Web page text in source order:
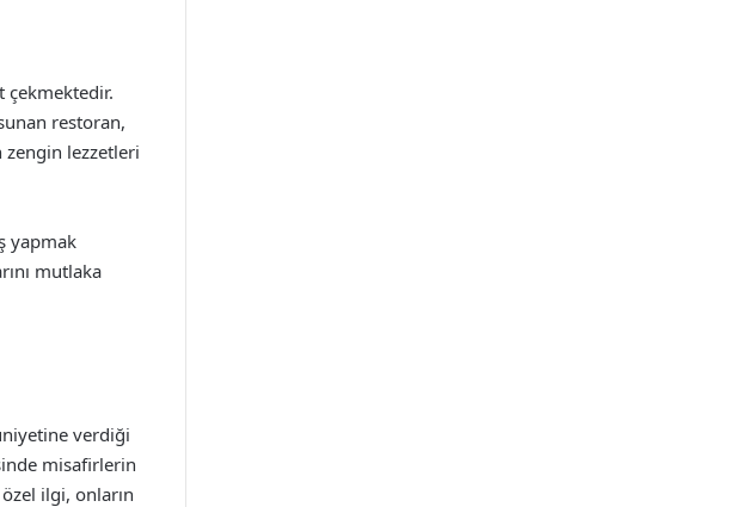
çekmektedir.
restoran,
zengin lezzetleri
yapmak
mutlaka
verdiği
misafirlerin
ilgi, onların